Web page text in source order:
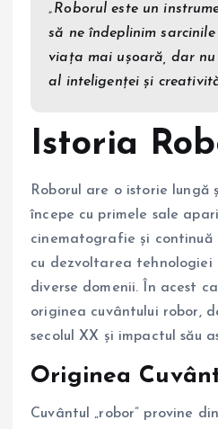
„Roborul este un
să ne îndeplinim
viața mai ușoară, dar
al inteligenței și
Istoria
Roborul are o istorie lungă
începe cu primele sale
cinematografie și continuă
cu dezvoltarea tehnologiei
diverse domenii. În acest
originea cuvântului robor,
secolul XX și impactul său
Originea
Cuvântul „robor” provine